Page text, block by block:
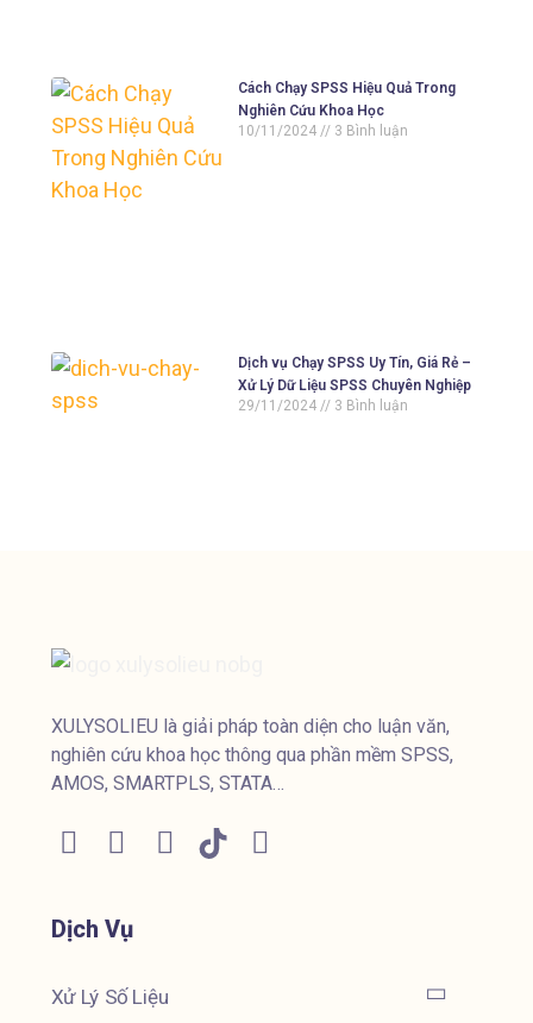
Cách Chạy SPSS Hiệu Quả Trong
Nghiên Cứu Khoa Học
10/11/2024
3 Bình luận
Dịch vụ Chạy SPSS Uy Tín, Giá Rẻ –
Xử Lý Dữ Liệu SPSS Chuyên Nghiệp
29/11/2024
3 Bình luận
XULYSOLIEU là giải pháp toàn diện cho luận văn,
nghiên cứu khoa học thông qua phần mềm SPSS,
AMOS, SMARTPLS, STATA…
Dịch Vụ
Xử Lý Số Liệu